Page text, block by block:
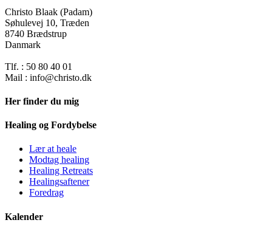
Christo Blaak (Padam)
Søhulevej 10, Træden
8740 Brædstrup
Danmark
Tlf. : 50 80 40 01
Mail : info@christo.dk
Her finder du mig
Healing og Fordybelse
Lær at heale
Modtag healing
Healing Retreats
Healingsaftener
Foredrag
Kalender